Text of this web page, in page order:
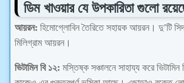
ডিম খাওয়ার যে উপকারিতা গুলো
আয়রন: হিমোগ্লোবিন তৈরিতে সহায়ক আয়রন। দু’টি
মিলিগ্রাম আয়রন।
ভিটামিন বি ১২: মস্তিষ্ক সঞ্চালনে সাহায্য করে ভিটামিন